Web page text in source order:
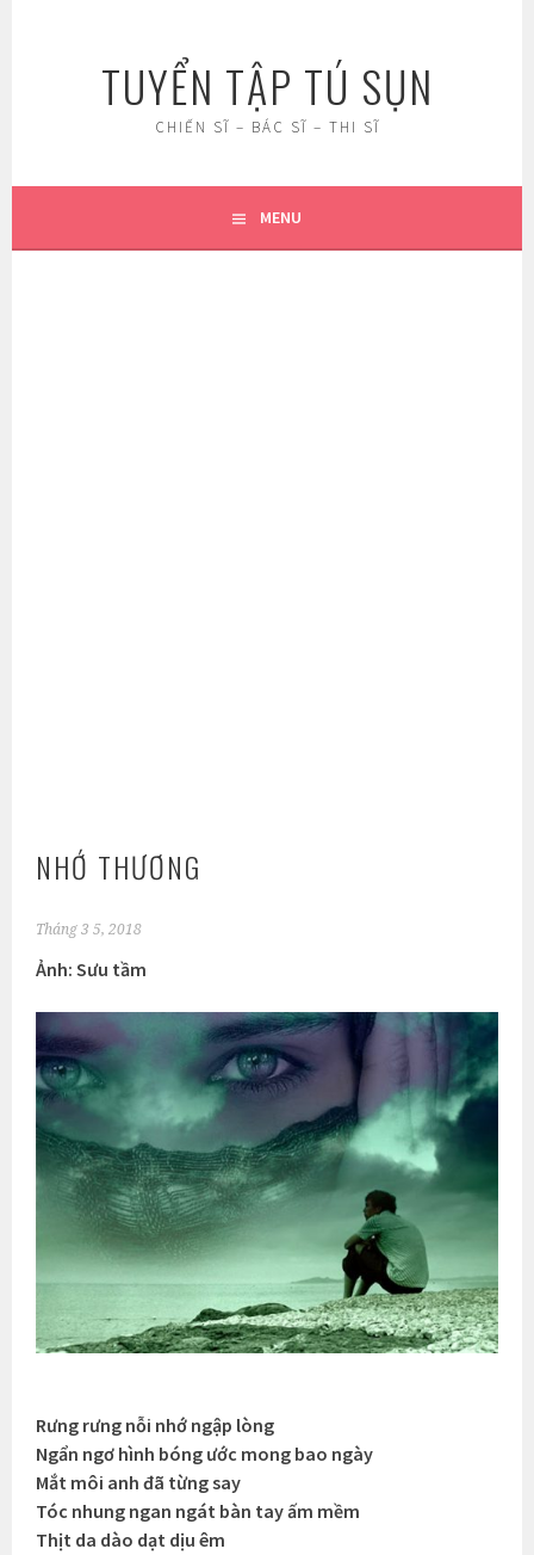
TUYỂN TẬP TÚ SỤN
CHIẾN SĨ – BÁC SĨ – THI SĨ
MENU
NHỚ THƯƠNG
Tháng 3 5, 2018
Ảnh: Sưu tầm
Rưng rưng nỗi nhớ ngập lòng
Ngẩn ngơ hình bóng ước mong bao ngày
Mắt môi anh đã từng say
Tóc nhung ngan ngát bàn tay ấm mềm
Thịt da dào dạt dịu êm